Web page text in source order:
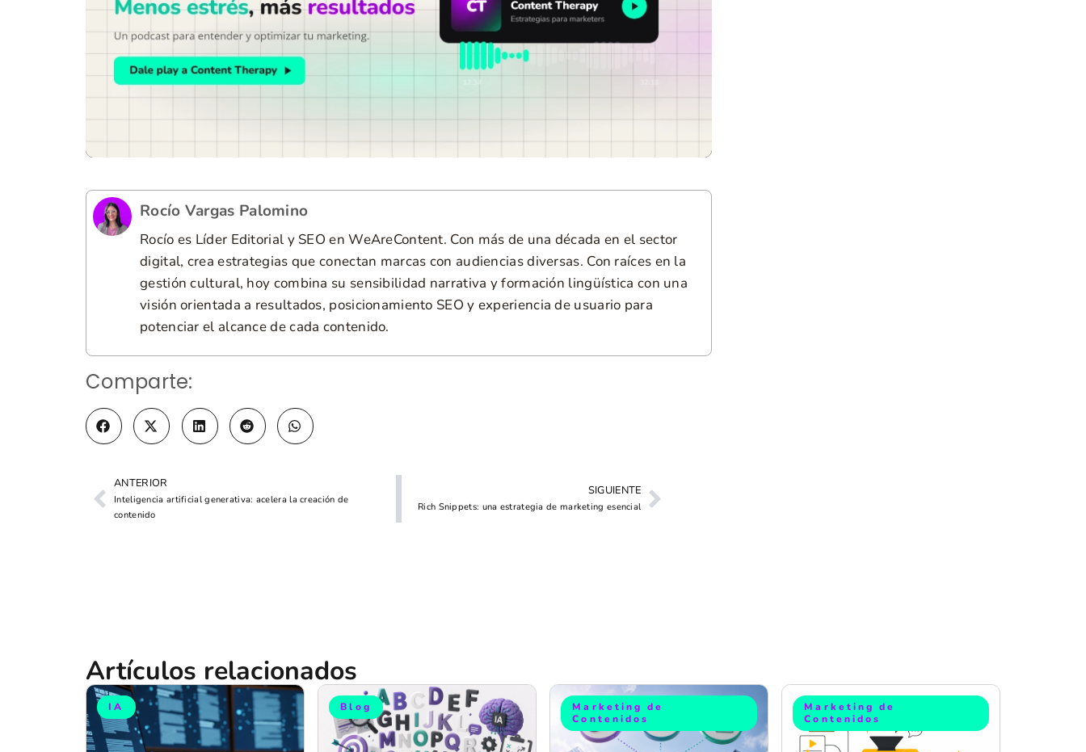
Rocío Vargas Palomino
Rocío es Líder Editorial y SEO en WeAreContent. Con más de una década en el sector
digital, crea estrategias que conectan marcas con audiencias diversas. Con raíces en la
gestión cultural, hoy combina su sensibilidad narrativa y formación lingüística con una
visión orientada a resultados, posicionamiento SEO y experiencia de usuario para
potenciar el alcance de cada contenido.
Comparte:
ANTERIOR
Inteligencia artificial generativa: acelera la creación de
contenido
SIGUIENTE
Rich Snippets: una estrategia de marketing esencial
Artículos relacionados
IA Blog
Marketing de
Contenidos
Marketing de
Contenidos